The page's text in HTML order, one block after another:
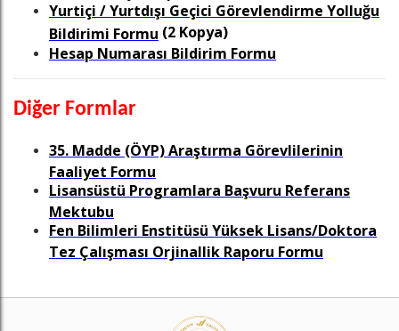
Yurtiçi / Yurtdışı Geçici Görevlendirme Yolluğu
Bildirimi Formu (2 Kopya)
Hesap Numarası Bildirim Formu
Diğer Formlar
35. Madde (ÖYP) Araştırma Görevlilerinin
Faaliyet Formu
Lisansüstü Programlara Başvuru Referans
Mektubu
Fen Bilimleri Enstitüsü Yüksek Lisans/Doktora
Tez Çalışması Orjinallik Raporu Formu